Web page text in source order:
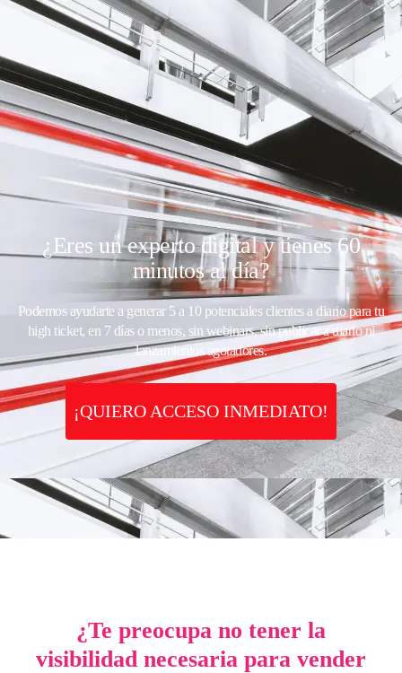
¿Eres un experto digital y tienes 60
minutos al día?
Podemos ayudarte a generar 5 a 10 potenciales clientes a diario para tu
high ticket, en 7 días o menos, sin webinars, sin publicar a diario ni
lanzamientos agotadores.
¡QUIERO ACCESO INMEDIATO!
¿Te preocupa no tener la
visibilidad necesaria para vender